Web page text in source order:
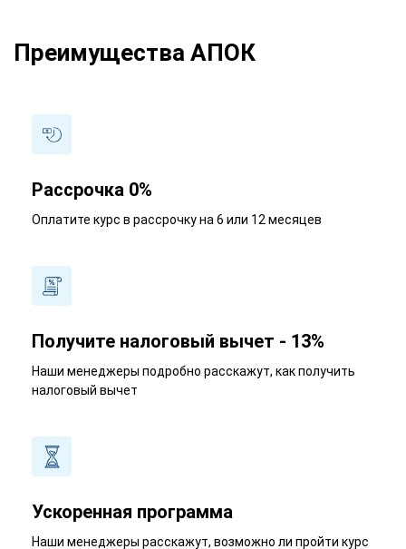
Преимущества АПОК
Рассрочка 0%
Оплатите курс в рассрочку на 6 или 12 месяцев
Получите налоговый вычет - 13%
Наши менеджеры подробно расскажут, как получить
налоговый вычет
Ускоренная программа
Наши менеджеры расскажут, возможно ли пройти курс